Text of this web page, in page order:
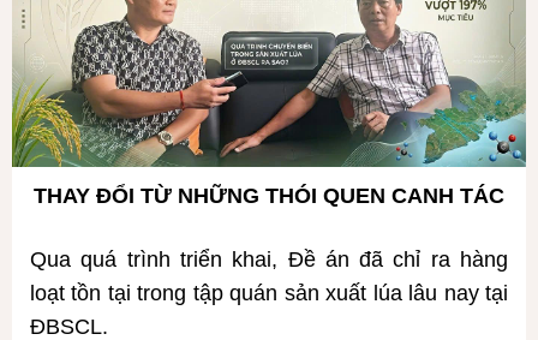
THAY ĐỔI TỪ NHỮNG THÓI QUEN CANH TÁC
Qua quá trình triển khai, Đề án đã chỉ ra hàng
loạt tồn tại trong tập quán sản xuất lúa lâu nay tại
ĐBSCL.